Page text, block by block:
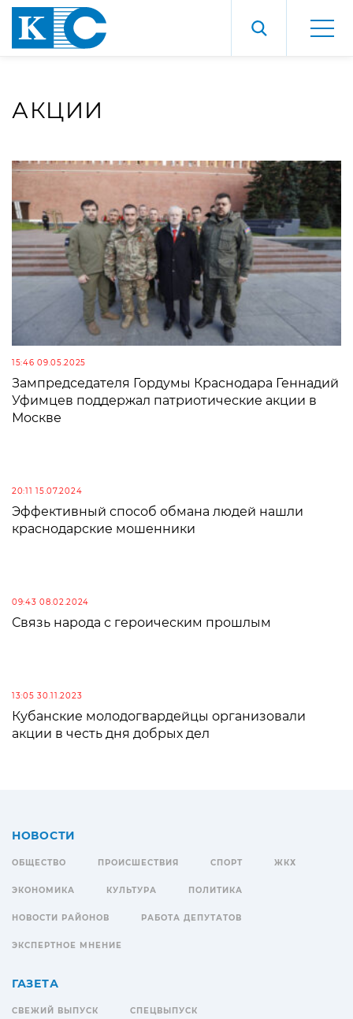
АКЦИИ
15:46 09.05.2025
Зампредседателя Гордумы Краснодара Геннадий
Уфимцев поддержал патриотические акции в
Москве
20:11 15.07.2024
Эффективный способ обмана людей нашли
краснодарские мошенники
09:43 08.02.2024
Связь народа с героическим прошлым
13:05 30.11.2023
Кубанские молодогвардейцы организовали
акции в честь дня добрых дел
НОВОСТИ
ОБЩЕСТВО ПРОИСШЕСТВИЯ СПОРТ ЖКХ
ЭКОНОМИКА КУЛЬТУРА ПОЛИТИКА
НОВОСТИ РАЙОНОВ РАБОТА ДЕПУТАТОВ
ЭКСПЕРТНОЕ МНЕНИЕ
ГАЗЕТА
СВЕЖИЙ ВЫПУСК СПЕЦВЫПУСК